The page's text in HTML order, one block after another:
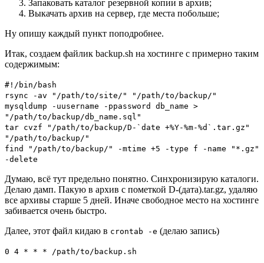
Запаковать каталог резервной копии в архив;
Выкачать архив на сервер, где места побольше;
Ну опишу каждый пункт поподробнее.
Итак, создаем файлик backup.sh на хостинге с примерно таким
содержимым:
#!/bin/bash
rsync -av "/path/to/site/" "/path/to/backup/"
mysqldump -uusername -ppassword db_name >
"/path/to/backup/db_name.sql"
tar cvzf "/path/to/backup/D-`date +%Y-%m-%d`.tar.gz"
"/path/to/backup/"
find "/path/to/backup/" -mtime +5 -type f -name "*.gz"
-delete
Думаю, всё тут предельно понятно. Синхронизирую каталоги.
Делаю дамп. Пакую в архив с пометкой D-(дата).tar.gz, удаляю
все архивы старше 5 дней. Иначе свободное место на хостинге
забивается очень быстро.
Далее, этот файл кидаю в crontab -e (делаю запись)
0 4 * * * /path/to/backup.sh